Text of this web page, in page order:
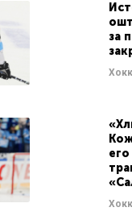
за